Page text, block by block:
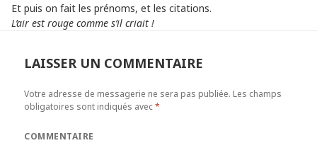
Et puis on fait les prénoms, et les citations.
L’air est rouge comme s’il criait !
LAISSER UN COMMENTAIRE
Votre adresse de messagerie ne sera pas publiée. Les champs
obligatoires sont indiqués avec*
COMMENTAIRE